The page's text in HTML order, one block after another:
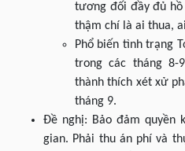
tương đối đầy đủ
thậm chí là ai thua,
Phổ biến tình trạng
trong các tháng 8-
thành thích xét xử
tháng 9.
Đề nghị: Bảo đảm quyền
gian. Phải thu án phí và